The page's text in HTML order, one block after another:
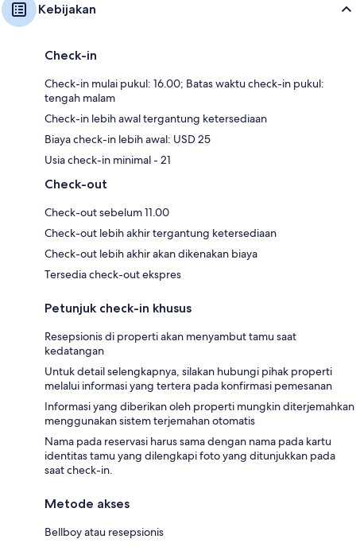
Kebijakan
Check-in
Check-in mulai pukul: 16.00; Batas waktu check-in pukul:
tengah malam
Check-in lebih awal tergantung ketersediaan
Biaya check-in lebih awal: USD 25
Usia check-in minimal - 21
Check-out
Check-out sebelum 11.00
Check-out lebih akhir tergantung ketersediaan
Check-out lebih akhir akan dikenakan biaya
Tersedia check-out ekspres
Petunjuk check-in khusus
Resepsionis di properti akan menyambut tamu saat
kedatangan
Untuk detail selengkapnya, silakan hubungi pihak properti
melalui informasi yang tertera pada konfirmasi pemesanan
Informasi yang diberikan oleh properti mungkin diterjemahkan
menggunakan sistem terjemahan otomatis
Nama pada reservasi harus sama dengan nama pada kartu
identitas tamu yang dilengkapi foto yang ditunjukkan pada
saat check-in.
Metode akses
Bellboy atau resepsionis